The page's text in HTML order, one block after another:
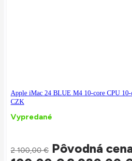
Apple iMac 24 BLUE M4 10-core CPU 10-core GPU 16GB 256GB-
CZK
Vypredané
2 100,00€ Pôvodná